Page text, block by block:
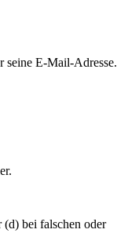
seine E-Mail-Adresse.
bei falschen oder